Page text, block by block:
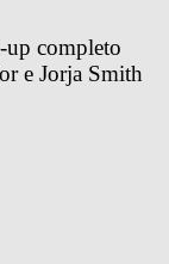
completo
e Jorja Smith